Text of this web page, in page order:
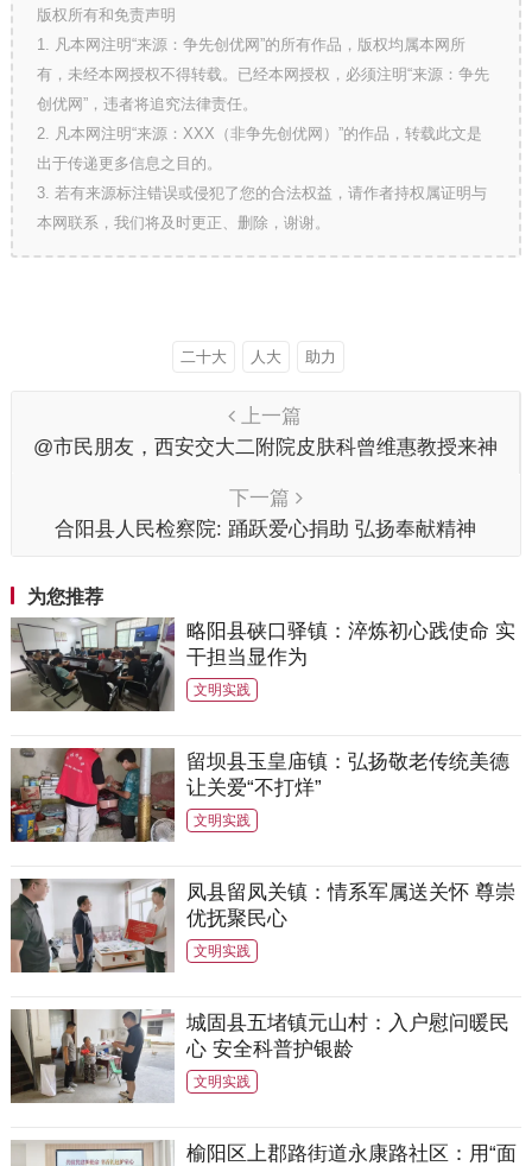
版权所有和免责声明
1. 凡本网注明“来源：争先创优网”的所有作品，版权均属本网所
有，未经本网授权不得转载。已经本网授权，必须注明“来源：争先
创优网”，违者将追究法律责任。
2. 凡本网注明“来源：XXX（非争先创优网）”的作品，转载此文是
出于传递更多信息之目的。
3. 若有来源标注错误或侵犯了您的合法权益，请作者持权属证明与
本网联系，我们将及时更正、删除，谢谢。
二十大 人大 助力
上一篇
@市民朋友，西安交大二附院皮肤科曾维惠教授来神
下一篇
合阳县人民检察院: 踊跃爱心捐助 弘扬奉献精神
为您推荐
略阳县硖口驿镇：淬炼初心践使命 实
干担当显作为
文明实践
留坝县玉皇庙镇：弘扬敬老传统美德
让关爱“不打烊”
文明实践
凤县留凤关镇：情系军属送关怀 尊崇
优抚聚民心
文明实践
城固县五堵镇元山村：入户慰问暖民
心 安全科普护银龄
文明实践
榆阳区上郡路街道永康路社区：用“面